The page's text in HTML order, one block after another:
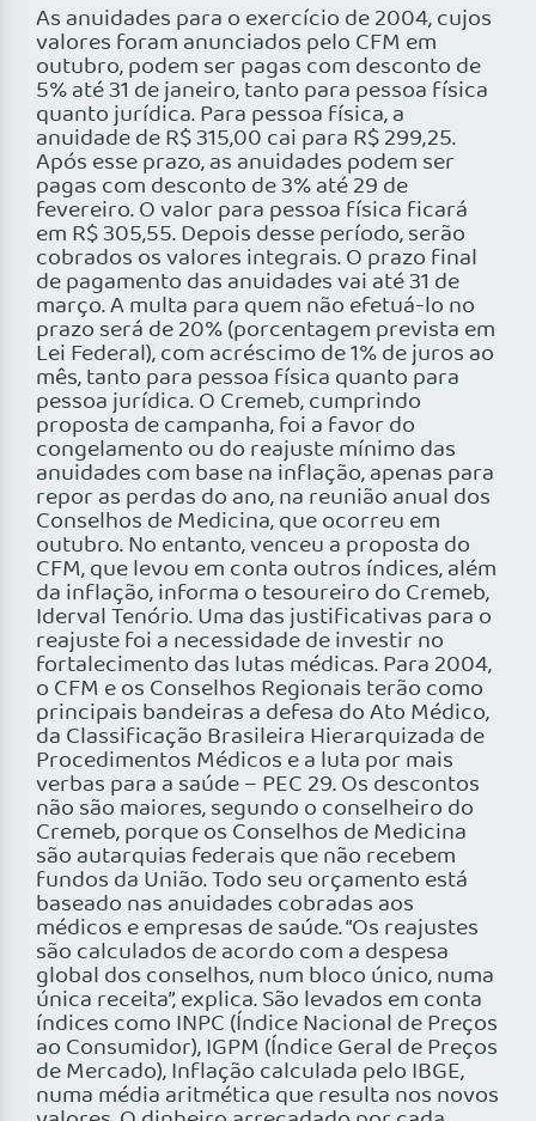
As anuidades para o exercício de 2004, cujos
valores foram anunciados pelo CFM em
outubro, podem ser pagas com desconto de
5% até 31 de janeiro, tanto para pessoa física
quanto jurídica. Para pessoa física, a
anuidade de R$ 315,00 cai para R$ 299,25.
Após esse prazo, as anuidades podem ser
pagas com desconto de 3% até 29 de
fevereiro. O valor para pessoa física ficará
em R$ 305,55. Depois desse período, serão
cobrados os valores integrais. O prazo final
de pagamento das anuidades vai até 31 de
março. A multa para quem não efetuá-lo no
prazo será de 20% (porcentagem prevista em
Lei Federal), com acréscimo de 1% de juros ao
mês, tanto para pessoa física quanto para
pessoa jurídica. O Cremeb, cumprindo
proposta de campanha, foi a favor do
congelamento ou do reajuste mínimo das
anuidades com base na inflação, apenas para
repor as perdas do ano, na reunião anual dos
Conselhos de Medicina, que ocorreu em
outubro. No entanto, venceu a proposta do
CFM, que levou em conta outros índices, além
da inflação, informa o tesoureiro do Cremeb,
Iderval Tenório. Uma das justificativas para o
reajuste foi a necessidade de investir no
fortalecimento das lutas médicas. Para 2004,
o CFM e os Conselhos Regionais terão como
principais bandeiras a defesa do Ato Médico,
da Classificação Brasileira Hierarquizada de
Procedimentos Médicos e a luta por mais
verbas para a saúde – PEC 29. Os descontos
não são maiores, segundo o conselheiro do
Cremeb, porque os Conselhos de Medicina
são autarquias federais que não recebem
fundos da União. Todo seu orçamento está
baseado nas anuidades cobradas aos
médicos e empresas de saúde. “Os reajustes
são calculados de acordo com a despesa
global dos conselhos, num bloco único, numa
única receita”, explica. São levados em conta
índices como INPC (Índice Nacional de Preços
ao Consumidor), IGPM (Índice Geral de Preços
de Mercado), Inflação calculada pelo IBGE,
numa média aritmética que resulta nos novos